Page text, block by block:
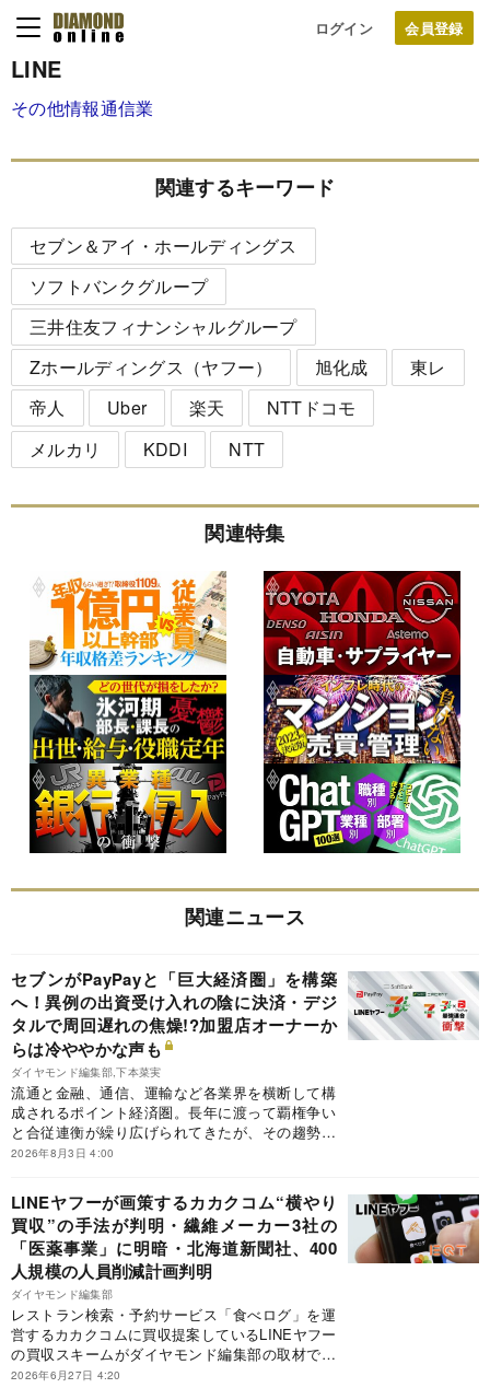
ログイン
LINE
その他情報通信業
関連するキーワード
セブン＆アイ・ホールディングス
ソフトバンクグループ
三井住友フィナンシャルグループ
Zホールディングス（ヤフー）
旭化成
東レ
帝人
Uber 楽天
NTTドコモ
メルカリ
KDDI NTT
関連特集
関連ニュース
セブンがPayPayと「巨大経済圏」を構築
へ！異例の出資受け入れの陰に決済・デジ
タルで周回遅れの焦燥!?加盟店オーナーか
らは冷ややかな声も
ダイヤモンド編集部,下本菜実
流通と金融、通信、運輸など各業界を横断して構
成されるポイント経済圏。長年に渡って覇権争い
と合従連衡が繰り広げられてきたが、その趨勢を
一変させ得る巨大連合が誕生した。セブン＆ア
バンクやPayPay、三井住友カードからそれぞれ
1000億円の出資を受け入れる資本・業務提携を発
表したのだ。今後、各社の強みを持ち寄り、ポイ
ント経済圏を強化して顧客の囲い込みを図るとみ
られる。巨大連合が目指す将来像と、発足の経緯
を詳報する。
2026年8月3日 4:00
LINEヤフーが画策するカカクコム“横やり
買収”の手法が判明・繊維メーカー3社の
「医薬事業」に明暗・北海道新聞社、400
人規模の人員削減計画判明
ダイヤモンド編集部
レストラン検索・予約サービス「食べログ」を運
営するカカクコムに買収提案しているLINEヤフー
の買収スキームがダイヤモンド編集部の取材で分
かりました。米投資ファンドのベインキャピタル
2026年6月27日 4:20